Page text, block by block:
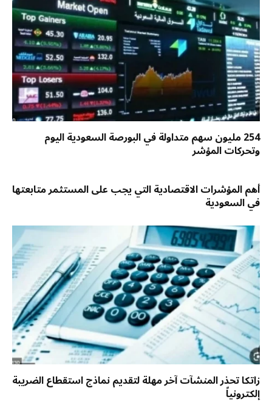
254 مليون سهم متداولة في البورصة السعودية اليوم
وتحركات المؤشر
أهم المؤشرات الاقتصادية التي يجب على المستثمر متابعتها
في السعودية
زاتكا تحذر المنشآت آخر مهلة لتقديم نماذج استقطاع الضريبة
إلكترونياً